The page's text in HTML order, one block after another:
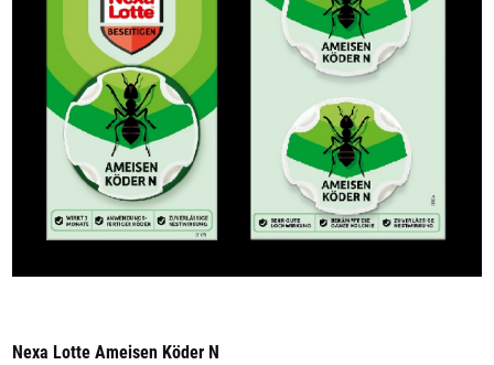
Nexa Lotte Ameisen Köder N